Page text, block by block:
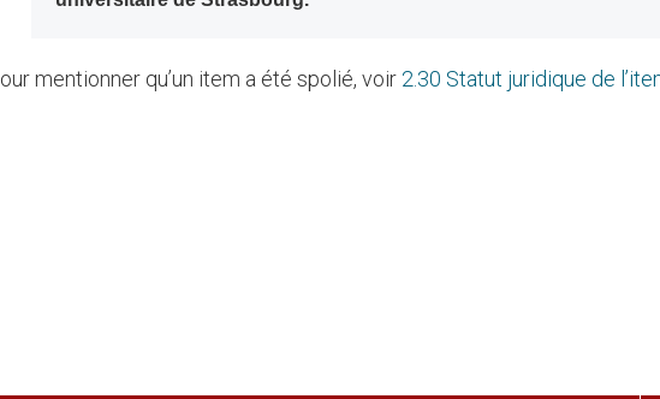
Pour mentionner qu’un item a été spolié, voir 2.30 Statut juridique de